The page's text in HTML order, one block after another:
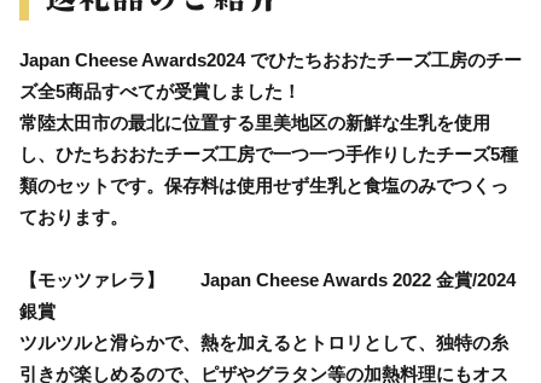
Japan Cheese Awards2024 でひたちおおたチーズ工房のチー
ズ全5商品すべてが受賞しました！
常陸太田市の最北に位置する里美地区の新鮮な生乳を使用
し、ひたちおおたチーズ工房で一つ一つ手作りしたチーズ5種
類のセットです。保存料は使用せず生乳と食塩のみでつくっ
ております。
【モッツァレラ】 Japan Cheese Awards 2022 金賞/2024
銀賞
ツルツルと滑らかで、熱を加えるとトロリとして、独特の糸
引きが楽しめるので、ピザやグラタン等の加熱料理にもオス